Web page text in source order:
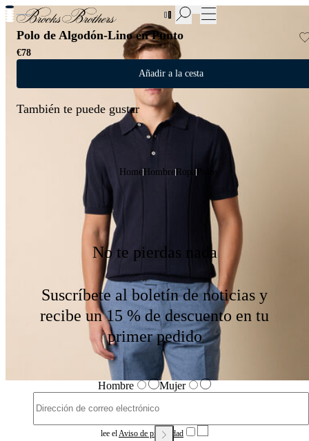
Nuevas incorporaciones a las Rebajas | Hasta 50%
Polo de Algodón-Lino en Punto
€78
Añadir a la cesta
También te puede gustar
HomeHombreRopa Polos
No te pierdas nada
Suscríbete al boletín de noticias y
recibe un 15 % de descuento en tu
primer pedido
Hombre Mujer
lee elAviso de privacidad